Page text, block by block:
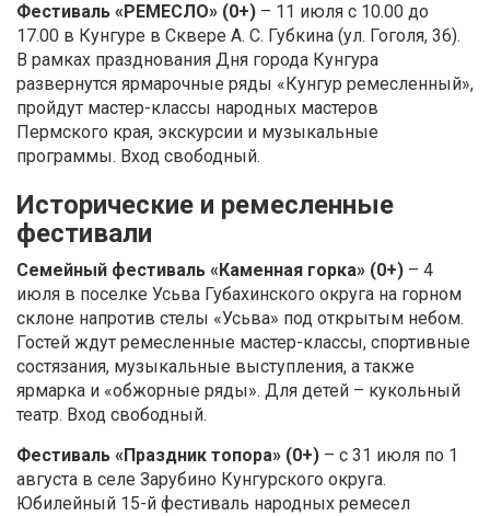
Фестиваль «РЕМЕСЛО» (0+) – 11 июля с 10.00 до
17.00 в Кунгуре в Сквере А. С. Губкина (ул. Гоголя, 36).
В рамках празднования Дня города Кунгура
развернутся ярмарочные ряды «Кунгур ремесленный»,
пройдут мастер-классы народных мастеров
Пермского края, экскурсии и музыкальные
программы. Вход свободный.
Исторические и ремесленные
фестивали
Семейный фестиваль «Каменная горка» (0+) – 4
июля в поселке Усьва Губахинского округа на горном
склоне напротив стелы «Усьва» под открытым небом.
Гостей ждут ремесленные мастер-классы, спортивные
состязания, музыкальные выступления, а также
ярмарка и «обжорные ряды». Для детей – кукольный
театр. Вход свободный.
Фестиваль «Праздник топора» (0+) – с 31 июля по 1
августа в селе Зарубино Кунгурского округа.
Юбилейный 15-й фестиваль народных ремесел